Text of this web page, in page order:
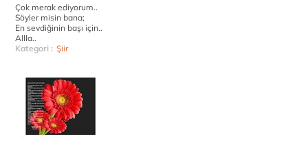
Çok merak ediyorum..
Söyler misin bana;
En sevdiğinin başı için..
Allla..
Kategori : Şiir